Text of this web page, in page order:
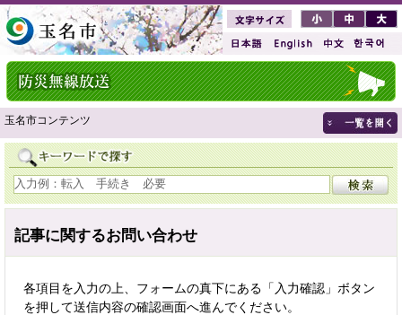
玉名市コンテンツ
記事に関するお問い合わせ
各項目を入力の上、フォームの真下にある「入力確認」ボタン
を押して送信内容の確認画面へ進んでください。